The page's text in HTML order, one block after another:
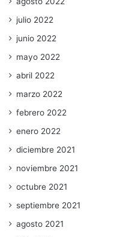
julio 2022
junio 2022
mayo 2022
abril 2022
marzo 2022
febrero 2022
enero 2022
diciembre 2021
noviembre 2021
octubre 2021
septiembre 2021
agosto 2021